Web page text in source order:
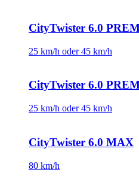
CityTwister 6.0
25 km/h oder 45 km/h
CityTwister 6.0
25 km/h oder 45 km/h
CityTwister 6.0 MAX
80 km/h